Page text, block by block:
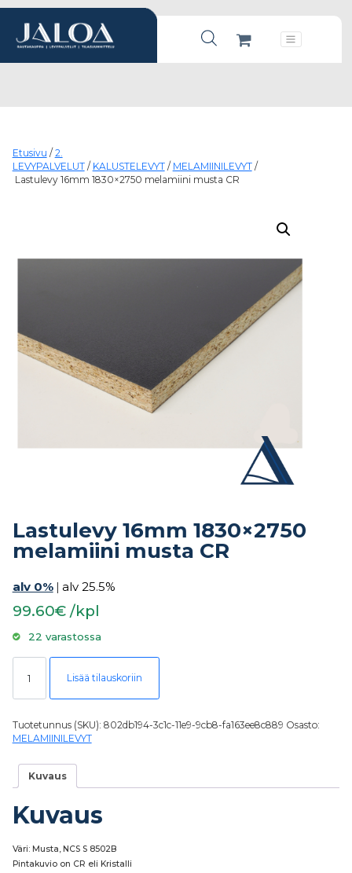
Products search
Päävalikko
Etusivu / 2.
LEVYPALVELUT/ KALUSTELEVYT/ MELAMIINILEVYT/
Lastulevy 16mm 1830×2750 melamiini musta CR
Lastulevy 16mm 1830×2750
melamiini musta CR
alv 0% | alv 25.5%
99.60€ /kpl
22 varastossa
Lastulevy 16mm 1830x2750 melamiini musta CR määrä
Lisää tilauskoriin
Tuotetunnus (SKU): 802db194-3c1c-11e9-9cb8-fa163ee8c889 Osasto:
MELAMIINILEVYT
Kuvaus
Kuvaus
Väri: Musta, NCS S 8502B
Pintakuvio on CR eli Kristalli